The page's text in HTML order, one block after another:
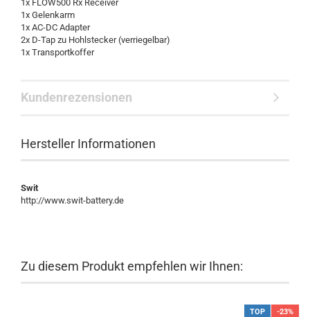
1x FLOW500 Rx Receiver
1x Gelenkarm
1x AC-DC Adapter
2x D-Tap zu Hohlstecker (verriegelbar)
1x Transportkoffer
Kundenrezensionen
Hersteller Informationen
Swit
http://www.swit-battery.de
Zu diesem Produkt empfehlen wir Ihnen:
TOP -23%